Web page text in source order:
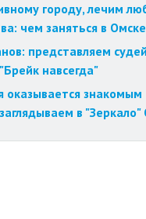
городу, лечим
чем заняться в
представляем
навсегда"
оказывается знакомым
в